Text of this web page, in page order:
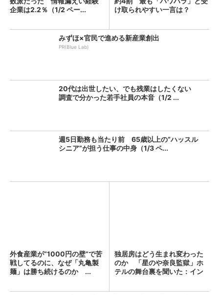
企業は2.2％（1/2 ペー...
け取られやすい一言は？
みずほ×官民で進める新産業創出
PR(Blue Lab)
20代は出世したい、でも残業はしたくない
調査で分かった若手社員の本音（1/2 ...
週5日勤務も当たり前 65歳以上の“ハッスル
シニア”が担う仕事の中身（1/3 ペ...
外食産業が“1000円の壁”で苦
戦してるのに、なぜ「丸亀製
麺」は勝ち続けるのか ...
独居房はどう生まれ変わった
のか 「星のや奈良監獄」ホ
テルの舞台裏を聞いた：イン